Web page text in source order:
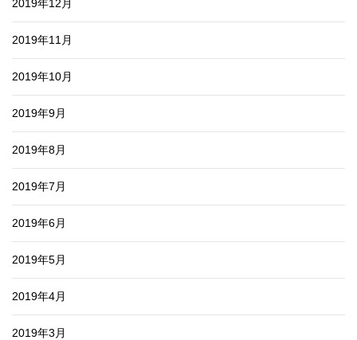
2019年12月
2019年11月
2019年10月
2019年9月
2019年8月
2019年7月
2019年6月
2019年5月
2019年4月
2019年3月